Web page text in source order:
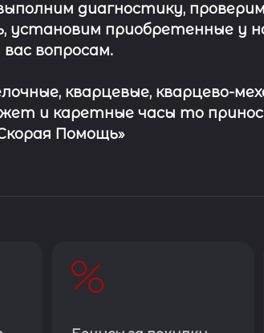
диагностику,
установим приобретенные у
вопросам.
кварцевые, кварцево-
и каретные часы то
Помощь»